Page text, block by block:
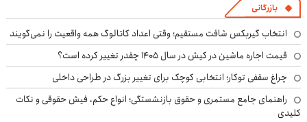
بازرگانی
انتخاب گیربکس شافت مستقیم؛ وقتی اعداد کاتالوگ همه واقعیت را نمی‌گویند
قیمت اجاره ماشین در کیش در سال ۱۴۰۵ چقدر تغییر کرده است؟
چراغ سقفی توکار؛ انتخابی کوچک برای تغییر بزرگ در طراحی داخلی
راهنمای جامع مستمری و حقوق بازنشستگی؛ انواع حکم، فیش حقوقی و نکات
کلیدی